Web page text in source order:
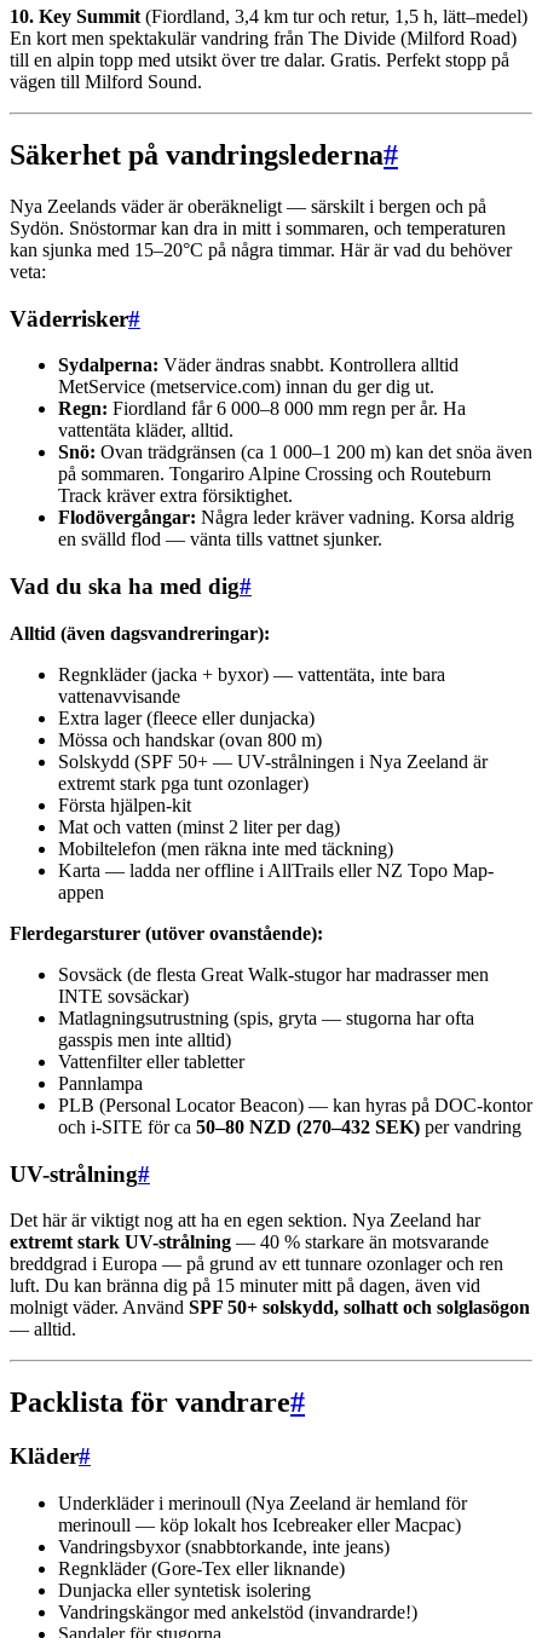
10. Key Summit (Fiordland, 3,4 km tur och retur, 1,5 h, lätt–medel)
En kort men spektakulär vandring från The Divide (Milford Road)
till en alpin topp med utsikt över tre dalar. Gratis. Perfekt stopp på
vägen till Milford Sound.
Säkerhet på vandringslederna#
Nya Zeelands väder är oberäkneligt — särskilt i bergen och på
Sydön. Snöstormar kan dra in mitt i sommaren, och temperaturen
kan sjunka med 15–20°C på några timmar. Här är vad du behöver
veta:
Väderrisker#
Sydalperna: Väder ändras snabbt. Kontrollera alltid
MetService (metservice.com) innan du ger dig ut.
Regn: Fiordland får 6 000–8 000 mm regn per år. Ha
vattentäta kläder, alltid.
Snö: Ovan trädgränsen (ca 1 000–1 200 m) kan det snöa även
på sommaren. Tongariro Alpine Crossing och Routeburn
Track kräver extra försiktighet.
Flodövergångar: Några leder kräver vadning. Korsa aldrig
en svälld flod — vänta tills vattnet sjunker.
Vad du ska ha med dig#
Alltid (även dagsvandreringar):
Regnkläder (jacka + byxor) — vattentäta, inte bara
vattenavvisande
Extra lager (fleece eller dunjacka)
Mössa och handskar (ovan 800 m)
Solskydd (SPF 50+ — UV-strålningen i Nya Zeeland är
extremt stark pga tunt ozonlager)
Första hjälpen-kit
Mat och vatten (minst 2 liter per dag)
Mobiltelefon (men räkna inte med täckning)
Karta — ladda ner offline i AllTrails eller NZ Topo Map-
appen
Flerdegarsturer (utöver ovanstående):
Sovsäck (de flesta Great Walk-stugor har madrasser men
INTE sovsäckar)
Matlagningsutrustning (spis, gryta — stugorna har ofta
gasspis men inte alltid)
Vattenfilter eller tabletter
Pannlampa
PLB (Personal Locator Beacon) — kan hyras på DOC-kontor
och i-SITE för ca 50–80 NZD (270–432 SEK) per vandring
UV-strålning#
Det här är viktigt nog att ha en egen sektion. Nya Zeeland har
extremt stark UV-strålning — 40 % starkare än motsvarande
breddgrad i Europa — på grund av ett tunnare ozonlager och ren
luft. Du kan bränna dig på 15 minuter mitt på dagen, även vid
molnigt väder. Använd SPF 50+ solskydd, solhatt och solglasögon
— alltid.
Packlista för vandrare#
Kläder#
Underkläder i merinoull (Nya Zeeland är hemland för
merinoull — köp lokalt hos Icebreaker eller Macpac)
Vandringsbyxor (snabbtorkande, inte jeans)
Regnkläder (Gore-Tex eller liknande)
Dunjacka eller syntetisk isolering
Vandringskängor med ankelstöd (invandrarde!)
Sandaler för stugorna